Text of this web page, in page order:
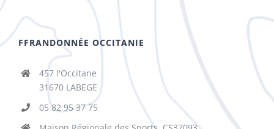
FFRANDONNÉE OCCITANIE
457 l'Occitane
31670 LABEGE
05 82 95 37 75